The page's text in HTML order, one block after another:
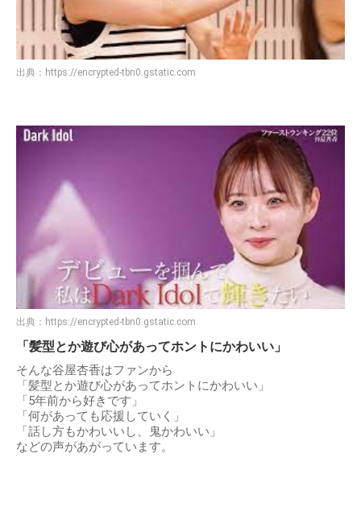
出典： https://encrypted-tbn0.gstatic.com
出典： https://encrypted-tbn0.gstatic.com
「髪型とか遊び心があってホントにかわいい」
そんな谷屋杏香はファンから
「髪型とか遊び心があってホントにかわいい」
「5年前から好きです」
「何があっても応援していく」
「話し方もかわいいし、鬼かわいい」
などの声があがっています。